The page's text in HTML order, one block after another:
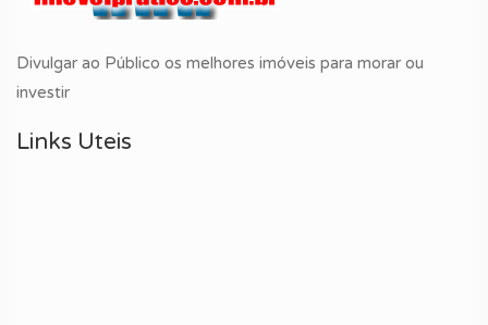
Divulgar ao Público os melhores imóveis para morar ou
investir
Links Uteis